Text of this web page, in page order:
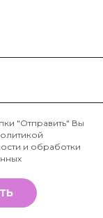
"Отправить" Вы
и обработки